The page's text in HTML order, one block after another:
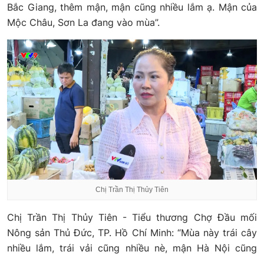
Bắc Giang, thêm mận, mận cũng nhiều lắm ạ. Mận của
Mộc Châu, Sơn La đang vào mùa”.
Chị Trần Thị Thủy Tiên
Chị Trần Thị Thủy Tiên - Tiểu thương Chợ Đầu mối
Nông sản Thủ Đức, TP. Hồ Chí Minh: “Mùa này trái cây
nhiều lắm, trái vải cũng nhiều nè, mận Hà Nội cũng